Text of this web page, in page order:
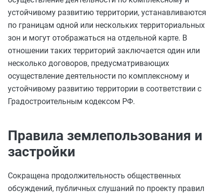
устойчивому развитию территории, устанавливаются
по границам одной или нескольких территориальных
зон и могут отображаться на отдельной карте. В
отношении таких территорий заключается один или
несколько договоров, предусматривающих
осуществление деятельности по комплексному и
устойчивому развитию территории в соответствии с
Градостроительным кодексом РФ.
Правила землепользования и
застройки
Сокращена продолжительность общественных
обсуждений, публичных слушаний по проекту правил